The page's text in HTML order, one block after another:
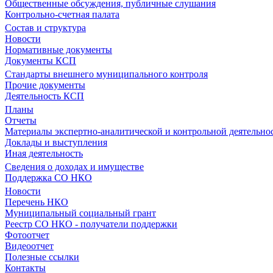
Общественные обсуждения, публичные слушания
Контрольно-счетная палата
Состав и структура
Новости
Нормативные документы
Документы КСП
Стандарты внешнего муниципального контроля
Прочие документы
Деятельность КСП
Планы
Отчеты
Материалы экспертно-аналитической и контрольной
Доклады и выступления
Иная деятельность
Сведения о доходах и имуществе
Поддержка СО НКО
Новости
Перечень НКО
Муниципальный социальный грант
Реестр СО НКО - получатели поддержки
Фотоотчет
Видеоотчет
Полезные ссылки
Контакты